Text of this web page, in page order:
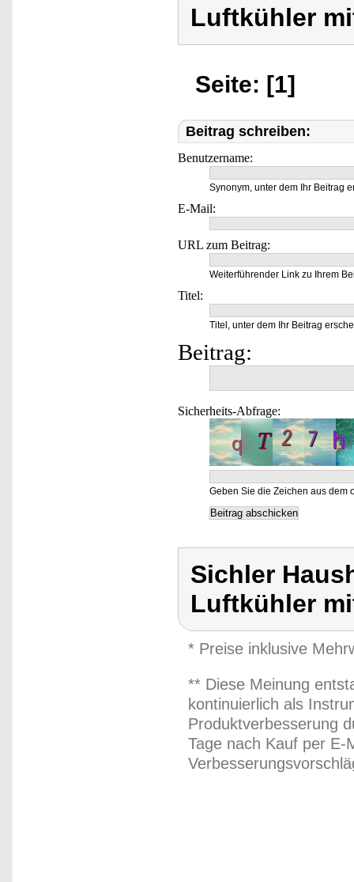
Luftkühler
Seite: [1]
Beitrag schreiben:
Benutzername:
Synonym, unter dem Ihr Beitrag
E-Mail:
URL zum Beitrag:
Weiterführender Link zu Ihrem
Titel:
Titel, unter dem Ihr Beitrag
Beitrag:
Sicherheits-Abfrage:
Geben Sie die Zeichen aus dem
Sichler
Luftkühler
* Preise inklusive
** Diese Meinung
kontinuierlich als
Produktverbesserung
Tage nach Kauf per E-